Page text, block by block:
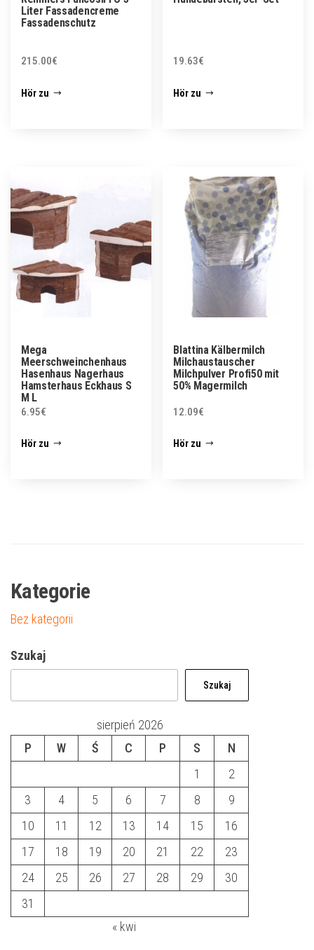
Liter Fassadencreme
Fassadenschutz
215.00€
Hör zu
19.63€
Hör zu
Mega
Meerschweinchenhaus
Hasenhaus Nagerhaus
Hamsterhaus Eckhaus S
M L
6.95€
Hör zu
Blattina Kälbermilch
Milchaustauscher
Milchpulver Profi50 mit
50% Magermilch
12.09€
Hör zu
Kategorie
Bez kategorii
Szukaj
Szukaj
sierpień 2026
P
W Ś C P S
N
1
2
3
4 5 6 7 8
9
10
11 12 13 14 15
16
17
18 19 20 21 22
23
24
25 26 27 28 29
30
31
« kwi